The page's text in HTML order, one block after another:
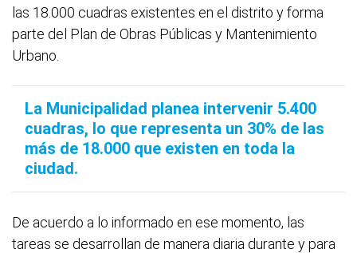
las 18.000 cuadras existentes en el distrito y forma
parte del Plan de Obras Públicas y Mantenimiento
Urbano.
La Municipalidad planea intervenir 5.400
cuadras, lo que representa un 30% de las
más de 18.000 que existen en toda la
ciudad.
De acuerdo a lo informado en ese momento, las
tareas se desarrollan de manera diaria durante y para